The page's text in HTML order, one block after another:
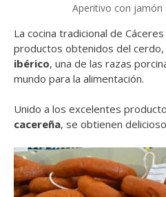
Aperitivo con jamón
La cocina tradicional de
productos obtenidos del
ibérico, una de las razas
mundo para la alimentación.
Unido a los excelentes
cacereña, se obtienen